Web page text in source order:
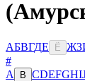
АБВГДЕ Ё ЖЗ
#
A
B CDEFGHI